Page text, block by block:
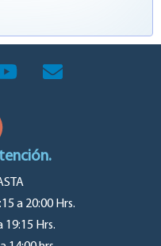
a 20:00 Hrs.
19:15 Hrs.